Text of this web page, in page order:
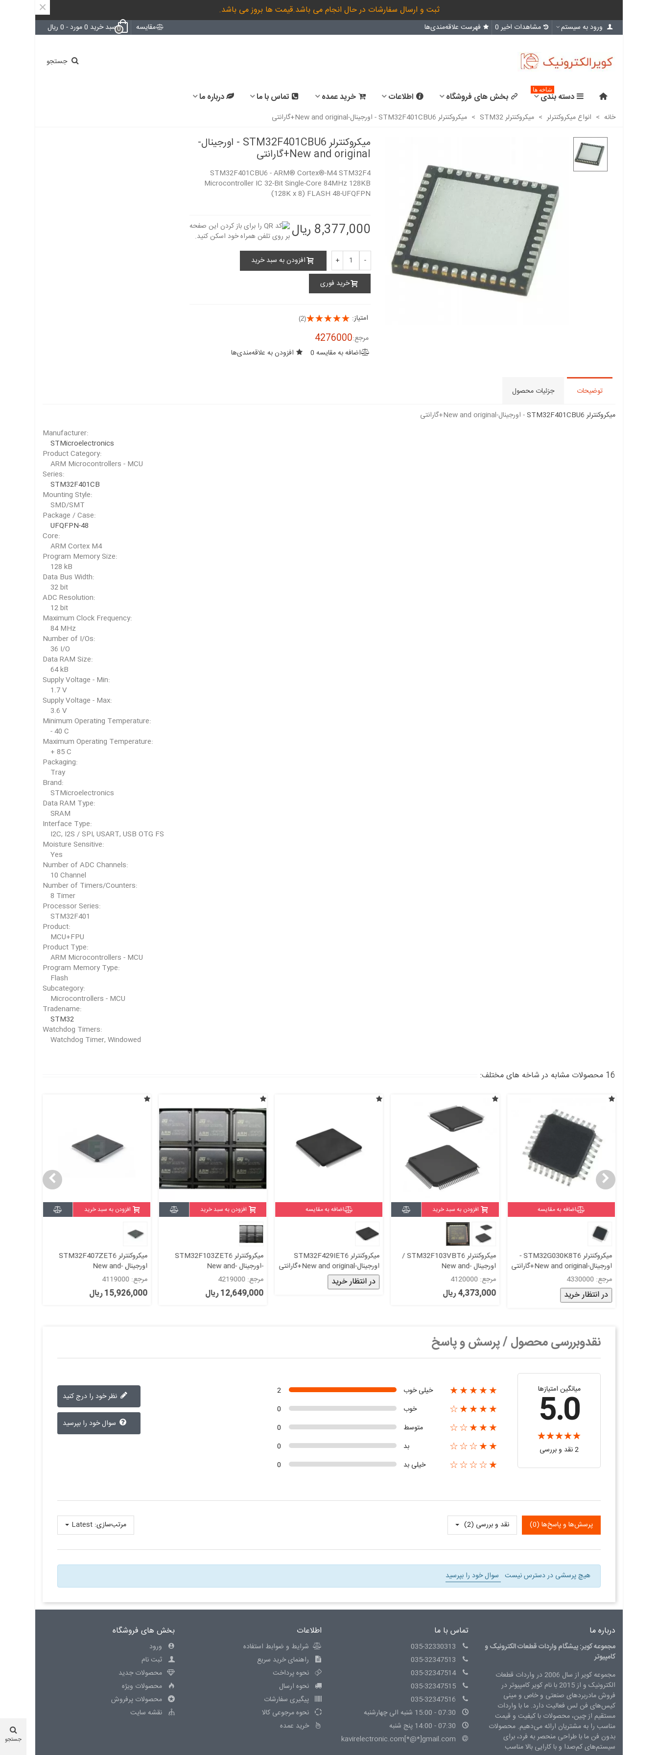
ثبت و ارسال سفارشات در حال انجام می باشد.قیمت ها بروز می باشد. ×
ورود به سیستم مشاهدات اخیر 0 فهرست علاقه‌مندی‌ها مقایسه 0سبد خرید 0مورد - 0 ریال
جستجو
دسته بندی
شاخه ها
بخش های فروشگاه اطلاعات خرید عمده تماس با ما درباره ما
خانه > انواع میکروکنترلر > میکروکنترلر STM32 > میکروکنترلر STM32F401CBU6 - اورجینال-New and original+گارانتی
میکروکنترلر STM32F401CBU6 - اورجینال-
New and original+گارانتی
STM32F401CBU6 - ARM® Cortex®-M4 STM32F4
Microcontroller IC 32-Bit Single-Core 84MHz 128KB
(128K x 8) FLASH 48-UFQFPN
8,377,000 ریال
-
+
افزودن به سبد خرید
خرید فوری
امتیاز: (2)
مرجع:4276000
اضافه به مقایسه 0 افزودن به علاقه‌مندی‌ها
توضیحات جزئیات محصول
میکروکنترلر STM32F401CBU6
- اورجینال-New and original+گارانتی
Manufacturer:
STMicroelectronics
Product Category:
ARM Microcontrollers - MCU
Series:
STM32F401CB
Mounting Style:
SMD/SMT
Package / Case:
UFQFPN-48
Core:
ARM Cortex M4
Program Memory Size:
128 kB
Data Bus Width:
32 bit
ADC Resolution:
12 bit
Maximum Clock Frequency:
84 MHz
Number of I/Os:
36 I/O
Data RAM Size:
64 kB
Supply Voltage - Min:
1.7 V
Supply Voltage - Max:
3.6 V
Minimum Operating Temperature:
- 40 C
Maximum Operating Temperature:
+ 85 C
Packaging:
Tray
Brand:
STMicroelectronics
Data RAM Type:
SRAM
Interface Type:
I2C, I2S / SPI, USART, USB OTG FS
Moisture Sensitive:
Yes
Number of ADC Channels:
10 Channel
Number of Timers/Counters:
8 Timer
Processor Series:
STM32F401
Product:
MCU+FPU
Product Type:
ARM Microcontrollers - MCU
Program Memory Type:
Flash
Subcategory:
Microcontrollers - MCU
Tradename:
STM32
Watchdog Timers:
Watchdog Timer, Windowed
16 محصولات مشابه در شاخه های مختلف:
اضافه به مقایسه
میکروکنترلر STM32G030K8T6 -
اورجینال-New and original+گارانتی
مرجع: 4330000
در انتظار خرید
افزودن به سبد خرید
میکروکنترلر STM32F103VBT6 /
اورجینال -New and
original+گارانتی
مرجع: 4120000
4,373,000 ریال
اضافه به مقایسه
میکروکنترلر STM32F429IET6
اورجینال-New and original+گارانتی
در انتظار خرید
افزودن به سبد خرید
میکروکنترلر STM32F103ZET6
-اورجینال -New and
original+گارانتی
مرجع: 4219000
12,649,000 ریال
افزودن به سبد خرید
میکروکنترلر STM32F407ZET6
اورجینال -New and
original+گارانتی
مرجع: 4119000
15,926,000 ریال
نقدوبررسی محصول / پرسش و پاسخ
میانگین امتیازها
5.0
2 نقد و بررسی‌‌
★★★★★ خیلی خوب 2
★★★★☆ خوب 0
★★★☆☆ متوسط 0
★★☆☆☆ بد 0
★☆☆☆☆ خیلی بد 0
سوال خود را بپرسید
نقد و بررسی‌‌ (2) پرسش‌ها و پاسخ‌ها (0) مرتب‌سازی: Latest
هیچ پرسشی در دسترس نیست سوال خود را بپرسید
درباره ما
مجموعه کویر: پیشگام واردات قطعات الکترونیک و
کامپیوتر
مجموعه کویر از سال 2006 در واردات قطعات
الکترونیک و از 2015 با نام کویر کامپیوتر در
فروش مادربردهای صنعتی و خاص و مینی
کیس‌های فن لس فعالیت دارد. ما با واردات
مستقیم از چین، محصولات با کیفیت و قیمت
مناسب را به مشتریان ارائه می‌دهیم. محصولات
بدون فن ما با طراحی منحصر به فرد، برای
سیستم‌های کم‌صدا و با کارایی بالا مناسب
تماس با ما
035-32330313
035-32347513
035-32347514
035-32347515
035-32347516
07:30 - 15:00 شنبه الی چهارشنبه
07:30 - 14:00 پنج شنبه
kavirelectronic.com[*@*]gmail.com
اطلاعات
شرایط و ضوابط استفاده
راهنمای خرید سریع
نحوه پرداخت
نحوه ارسال
پیگیری سفارشات
نحوه مرجوعی کالا
خرید عمده
بخش های فروشگاه
ورود
ثبت نام
محصولات جدید
محصولات ویژه
محصولات پرفروش
نقشه سایت
جستجو